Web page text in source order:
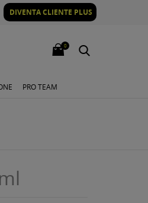
DIVENTA CLIENTE PLUS
0
PRO TEAM